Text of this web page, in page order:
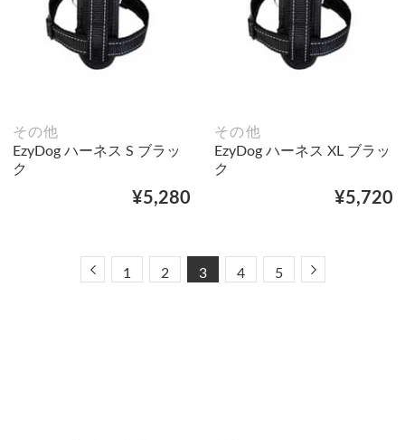
その他
EzyDog ハーネス S ブラッ
ク
¥5,280
その他
EzyDog ハーネス XL ブラッ
ク
¥5,720
Previous
1 2 3 4 5 Next